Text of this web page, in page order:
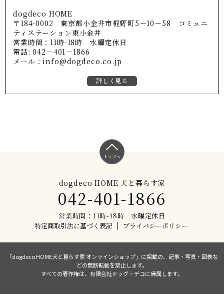
dogdeco HOME
〒184-0002 東京都小金井市梶野町5－10－58 コミュニ
ティステーション東小金井
営業時間：11時-18時 水曜定休日
電話: 042－401－1866
メール：info@dogdeco.co.jp
詳しく見る
トップへ
dogdeco HOME 犬と暮らす家
042-401-1866
営業時間：11時-18時 水曜定休日
特定商取引法に基づく表記
プライバシーポリシー
「dogdeco HOME犬と暮らす家 オンラインショップ」に掲載の、記事・写真・図表な
どの無断転載を禁止します。
すべての著作権は、有限会社ドッグ・デコに帰属します。